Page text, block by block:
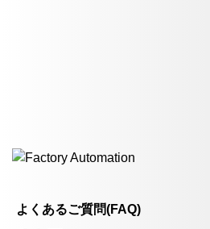
よくあるご質問(FAQ)